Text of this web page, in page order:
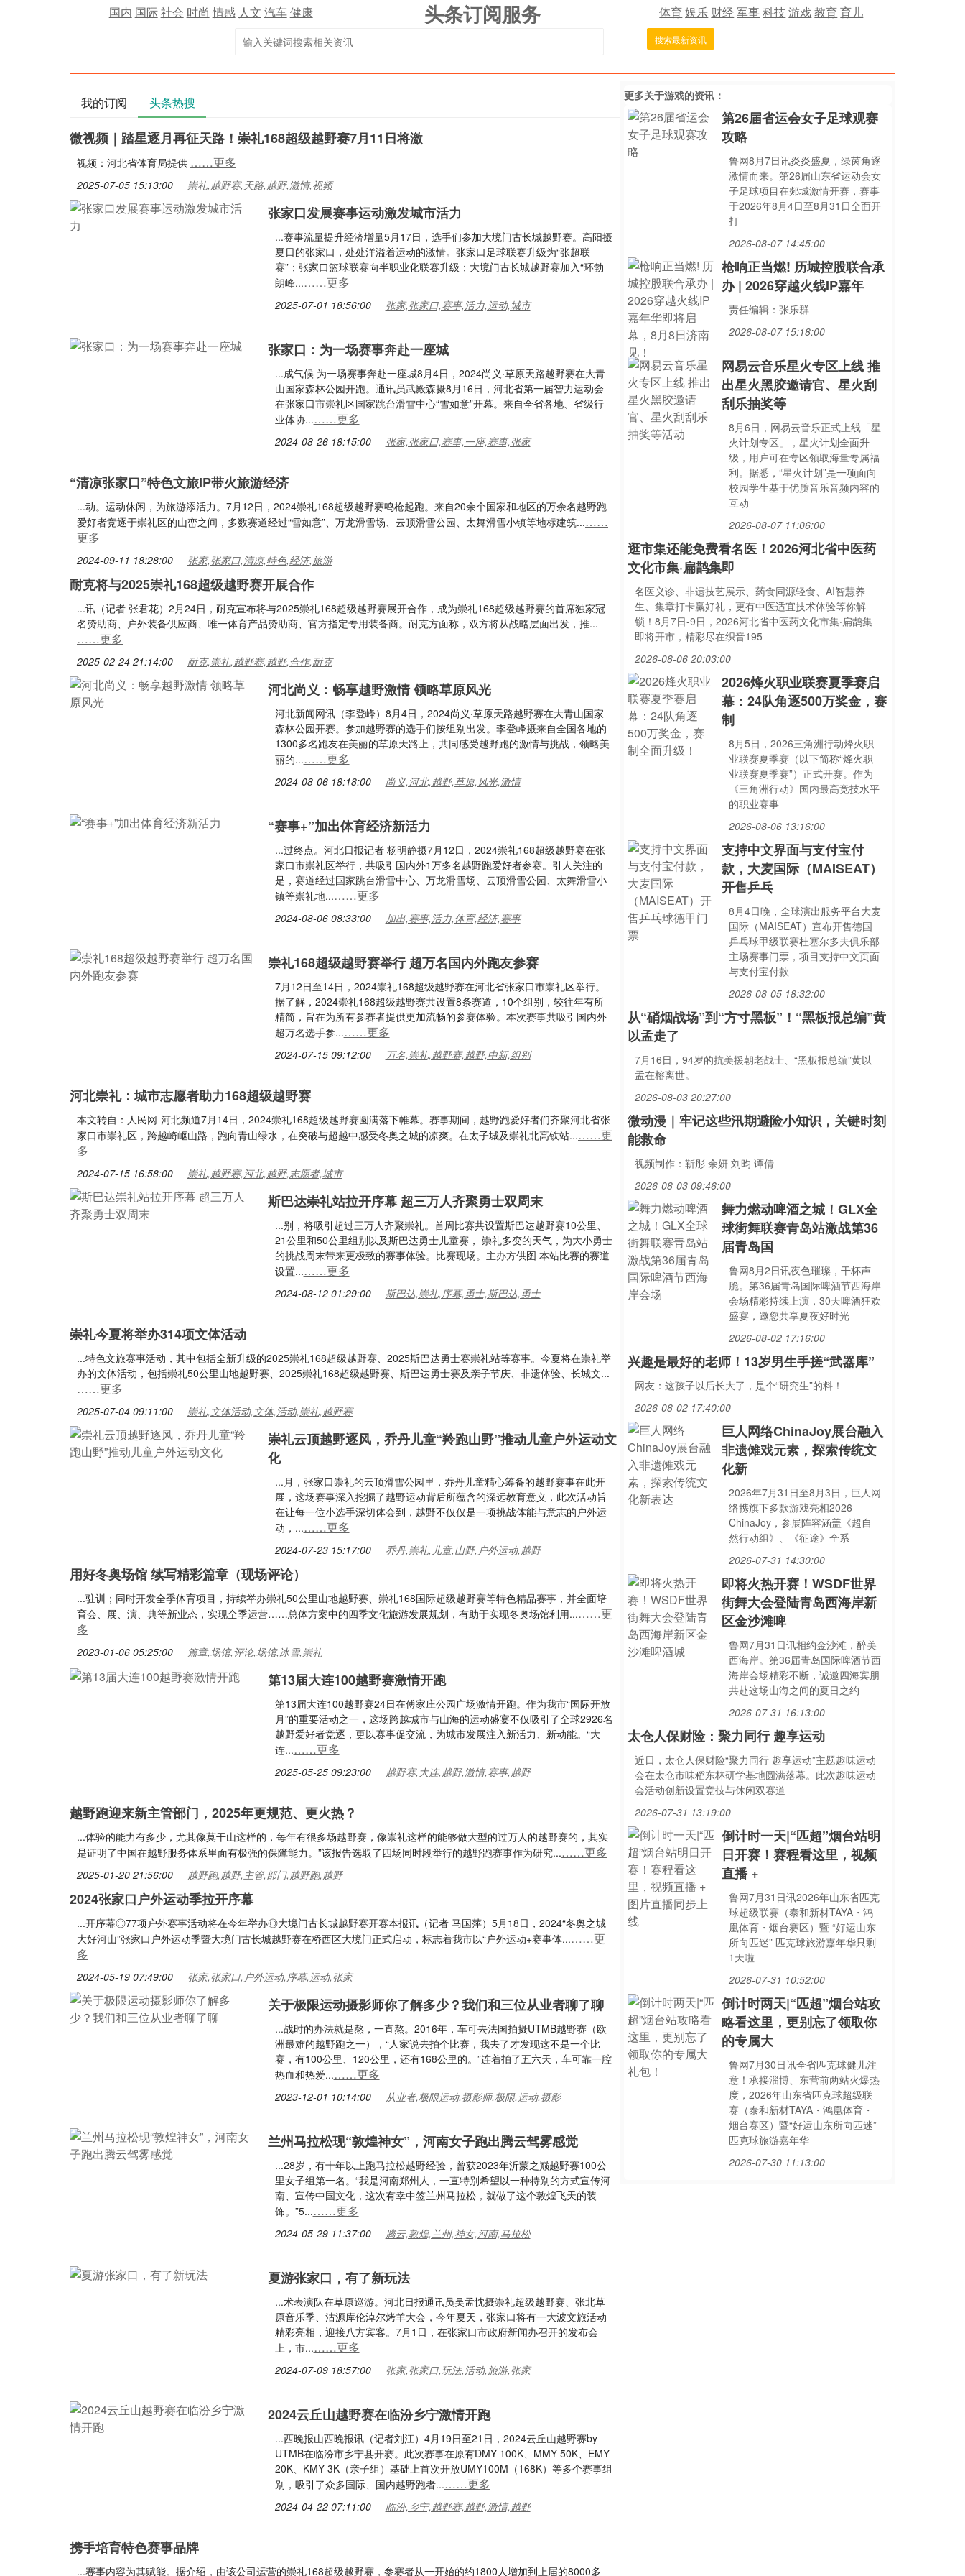
国内 国际社会 时尚 情感 人文 汽车健康 头条订阅服务 体育娱乐 财经军事科技游戏教育育儿
搜索最新资讯
我的订阅 头条热搜
微视频｜踏星逐月再征天路！崇礼168超级越野赛7月11日将激
视频：河北省体育局提供 ……更多
2025-07-05 15:13:00 崇礼,越野赛,天路,越野,激情,视频
张家口发展赛事运动激发城市活力
...赛事流量提升经济增量5月17日，选手们参加大境门古长城越野赛。高阳摄
夏日的张家口，处处洋溢着运动的激情。张家口足球联赛升级为“张超联
赛”；张家口篮球联赛向半职业化联赛升级；大境门古长城越野赛加入“环勃
朗峰...……更多
2025-07-01 18:56:00 张家,张家口,赛事,活力,运动,城市
张家口：为一场赛事奔赴一座城
...成气候 为一场赛事奔赴一座城8月4日，2024尚义·草原天路越野赛在大青
山国家森林公园开跑。通讯员武殿森摄8月16日，河北省第一届智力运动会
在张家口市崇礼区国家跳台滑雪中心“雪如意”开幕。来自全省各地、省级行
业体协...……更多
2024-08-26 18:15:00 张家,张家口,赛事,一座,赛事,张家
“清凉张家口”特色文旅IP带火旅游经济
...动。运动休闲，为旅游添活力。7月12日，2024崇礼168超级越野赛鸣枪起跑。来自20余个国家和地区的万余名越野跑
爱好者竞逐于崇礼区的山峦之间，多数赛道经过“雪如意”、万龙滑雪场、云顶滑雪公园、太舞滑雪小镇等地标建筑...……
更多
2024-09-11 18:28:00 张家,张家口,清凉,特色,经济,旅游
耐克将与2025崇礼168超级越野赛开展合作
...讯（记者 张君花）2月24日，耐克宣布将与2025崇礼168超级越野赛展开合作，成为崇礼168超级越野赛的首席独家冠
名赞助商、户外装备供应商、唯一体育产品赞助商、官方指定专用装备商。耐克方面称，双方将从战略层面出发，推...
……更多
2025-02-24 21:14:00 耐克,崇礼,越野赛,越野,合作,耐克
河北尚义：畅享越野激情 领略草原风光
河北新闻网讯（李登峰）8月4日，2024尚义·草原天路越野赛在大青山国家
森林公园开赛。参加越野赛的选手们按组别出发。李登峰摄来自全国各地的
1300多名跑友在美丽的草原天路上，共同感受越野跑的激情与挑战，领略美
丽的...……更多
2024-08-06 18:18:00 尚义,河北,越野,草原,风光,激情
“赛事+”加出体育经济新活力
...过终点。河北日报记者 杨明静摄7月12日，2024崇礼168超级越野赛在张
家口市崇礼区举行，共吸引国内外1万多名越野跑爱好者参赛。引人关注的
是，赛道经过国家跳台滑雪中心、万龙滑雪场、云顶滑雪公园、太舞滑雪小
镇等崇礼地...……更多
2024-08-06 08:33:00 加出,赛事,活力,体育,经济,赛事
崇礼168超级越野赛举行 超万名国内外跑友参赛
7月12日至14日，2024崇礼168超级越野赛在河北省张家口市崇礼区举行。
据了解，2024崇礼168超级越野赛共设置8条赛道，10个组别，较往年有所
精简，旨在为所有参赛者提供更加流畅的参赛体验。本次赛事共吸引国内外
超万名选手参...……更多
2024-07-15 09:12:00 万名,崇礼,越野赛,越野,中新,组别
河北崇礼：城市志愿者助力168超级越野赛
本文转自：人民网-河北频道7月14日，2024崇礼168超级越野赛圆满落下帷幕。赛事期间，越野跑爱好者们齐聚河北省张
家口市崇礼区，跨越崎岖山路，跑向青山绿水，在突破与超越中感受冬奥之城的凉爽。在太子城及崇礼北高铁站...……更
多
2024-07-15 16:58:00 崇礼,越野赛,河北,越野,志愿者,城市
斯巴达崇礼站拉开序幕 超三万人齐聚勇士双周末
...别，将吸引超过三万人齐聚崇礼。首周比赛共设置斯巴达越野赛10公里、
21公里和50公里组别以及斯巴达勇士儿童赛， 崇礼多变的天气，为大小勇士
的挑战周末带来更极致的赛事体验。比赛现场。主办方供图 本站比赛的赛道
设置...……更多
2024-08-12 01:29:00 斯巴达,崇礼,序幕,勇士,斯巴达,勇士
崇礼今夏将举办314项文体活动
...特色文旅赛事活动，其中包括全新升级的2025崇礼168超级越野赛、2025斯巴达勇士赛崇礼站等赛事。今夏将在崇礼举
办的文体活动，包括崇礼50公里山地越野赛、2025崇礼168超级越野赛、斯巴达勇士赛及亲子节庆、非遗体验、长城文...
……更多
2025-07-04 09:11:00 崇礼,文体活动,文体,活动,崇礼,越野赛
崇礼云顶越野逐风，乔丹儿童“羚跑山野”推动儿童户外运动文
化
...月，张家口崇礼的云顶滑雪公园里，乔丹儿童精心筹备的越野赛事在此开
展，这场赛事深入挖掘了越野运动背后所蕴含的深远教育意义，此次活动旨
在让每一位小选手深切体会到，越野不仅仅是一项挑战体能与意志的户外运
动，...……更多
2024-07-23 15:17:00 乔丹,崇礼,儿童,山野,户外运动,越野
用好冬奥场馆 续写精彩篇章（现场评论）
...驻训；同时开发全季体育项目，持续举办崇礼50公里山地越野赛、崇礼168国际超级越野赛等特色精品赛事，并全面培
育会、展、演、典等新业态，实现全季运营……总体方案中的四季文化旅游发展规划，有助于实现冬奥场馆利用...……更
多
2023-01-06 05:25:00 篇章,场馆,评论,场馆,冰雪,崇礼
第13届大连100越野赛激情开跑
第13届大连100越野赛24日在傅家庄公园广场激情开跑。作为我市“国际开放
月”的重要活动之一，这场跨越城市与山海的运动盛宴不仅吸引了全球2926名
越野爱好者竞逐，更以赛事促交流，为城市发展注入新活力、新动能。“大
连...……更多
2025-05-25 09:23:00 越野赛,大连,越野,激情,赛事,越野
越野跑迎来新主管部门，2025年更规范、更火热？
...体验的能力有多少，尤其像莫干山这样的，每年有很多场越野赛，像崇礼这样的能够做大型的过万人的越野赛的，其实
是证明了中国在越野服务体系里面有极强的保障能力。”该报告选取了四场同时段举行的越野跑赛事作为研究...……更多
2025-01-20 21:56:00 越野跑,越野,主管,部门,越野跑,越野
2024张家口户外运动季拉开序幕
...开序幕◎77项户外赛事活动将在今年举办◎大境门古长城越野赛开赛本报讯（记者 马国萍）5月18日，2024“冬奥之城
大好河山”张家口户外运动季暨大境门古长城越野赛在桥西区大境门正式启动，标志着我市以“户外运动+赛事体...……更
多
2024-05-19 07:49:00 张家,张家口,户外运动,序幕,运动,张家
关于极限运动摄影师你了解多少？我们和三位从业者聊了聊
...战时的办法就是熬，一直熬。2016年，车可去法国拍摄UTMB越野赛（欧
洲最难的越野跑之一），“人家说去拍个比赛，我去了才发现这不是一个比
赛，有100公里、120公里，还有168公里的。”连着拍了五六天，车可靠一腔
热血和热爱...……更多
2023-12-01 10:14:00 从业者,极限运动,摄影师,极限,运动,摄影
兰州马拉松现“敦煌神女”，河南女子跑出腾云驾雾感觉
...28岁，有十年以上跑马拉松越野经验，曾获2023年沂蒙之巅越野赛100公
里女子组第一名。“我是河南郑州人，一直特别希望以一种特别的方式宣传河
南、宣传中国文化，这次有幸中签兰州马拉松，就做了这个敦煌飞天的装
饰。”5...……更多
2024-05-29 11:37:00 腾云,敦煌,兰州,神女,河南,马拉松
夏游张家口，有了新玩法
...术表演队在草原巡游。河北日报通讯员吴孟忱摄崇礼超级越野赛、张北草
原音乐季、沽源库伦淖尔烤羊大会，今年夏天，张家口将有一大波文旅活动
精彩亮相，迎接八方宾客。7月1日，在张家口市政府新闻办召开的发布会
上，市...……更多
2024-07-09 18:57:00 张家,张家口,玩法,活动,旅游,张家
2024云丘山越野赛在临汾乡宁激情开跑
...西晚报山西晚报讯（记者刘江）4月19日至21日，2024云丘山越野赛by
UTMB在临汾市乡宁县开赛。此次赛事在原有DMY 100K、MMY 50K、EMY
20K、KMY 3K（亲子组）基础上首次开放UMY100M（168K）等多个赛事组
别，吸引了众多国际、国内越野跑者...……更多
2024-04-22 07:11:00 临汾,乡宁,越野赛,越野,激情,越野
携手培育特色赛事品牌
...赛事内容为其赋能。据介绍，由该公司运营的崇礼168超级越野赛，参赛者从一开始的约1800人增加到上届的8000多
更多关于游戏的资讯：
第26届省运会女子足球观赛
攻略
鲁网8月7日讯炎炎盛夏，绿茵角逐
激情而来。第26届山东省运动会女
子足球项目在郯城激情开赛，赛事
于2026年8月4日至8月31日全面开
打
2026-08-07 14:45:00
枪响正当燃! 历城控股联合承
办 | 2026穿越火线IP嘉年
责任编辑：张乐群
2026-08-07 15:18:00
网易云音乐星火专区上线 推
出星火黑胶邀请官、星火刮
刮乐抽奖等
8月6日，网易云音乐正式上线「星
火计划专区」，星火计划全面升
级，用户可在专区领取海量专属福
利。据悉，“星火计划”是一项面向
校园学生基于优质音乐音频内容的
互动
2026-08-07 11:06:00
逛市集还能免费看名医！2026河北省中医药
文化市集·扁鹊集即
名医义诊、非遗技艺展示、药食同源轻食、AI智慧养
生、集章打卡赢好礼，更有中医适宜技术体验等你解
锁！8月7日-9日，2026河北省中医药文化市集·扁鹊集
即将开市，精彩尽在织音195
2026-08-06 20:03:00
2026烽火职业联赛夏季赛启
幕：24队角逐500万奖金，赛
制
8月5日，2026三角洲行动烽火职
业联赛夏季赛（以下简称“烽火职
业联赛夏季赛”）正式开赛。作为
《三角洲行动》国内最高竞技水平
的职业赛事
2026-08-06 13:16:00
支持中文界面与支付宝付
款，大麦国际（MAISEAT）
开售乒乓
8月4日晚，全球演出服务平台大麦
国际（MAISEAT）宣布开售德国
乒乓球甲级联赛杜塞尔多夫俱乐部
主场赛事门票，项目支持中文页面
与支付宝付款
2026-08-05 18:32:00
从“硝烟战场”到“方寸黑板”！“黑板报总编”黄
以孟走了
7月16日，94岁的抗美援朝老战士、“黑板报总编”黄以
孟在榕离世。
2026-08-03 20:27:00
微动漫｜牢记这些汛期避险小知识，关键时刻
能救命
视频制作：靳彤 余妍 刘昀 谭倩
2026-08-03 09:46:00
舞力燃动啤酒之城！GLX全
球街舞联赛青岛站激战第36
届青岛国
鲁网8月2日讯夜色璀璨，干杯声
脆。第36届青岛国际啤酒节西海岸
会场精彩持续上演，30天啤酒狂欢
盛宴，邀您共享夏夜好时光
2026-08-02 17:16:00
兴趣是最好的老师！13岁男生手搓“武器库”
网友：这孩子以后长大了，是个“研究生”的料！
2026-08-02 17:40:00
巨人网络ChinaJoy展台融入
非遗傩戏元素，探索传统文
化新
2026年7月31日至8月3日，巨人网
络携旗下多款游戏亮相2026
ChinaJoy，参展阵容涵盖《超自
然行动组》、《征途》全系
2026-07-31 14:30:00
即将火热开赛！WSDF世界
街舞大会登陆青岛西海岸新
区金沙滩啤
鲁网7月31日讯相约金沙滩，醉美
西海岸。第36届青岛国际啤酒节西
海岸会场精彩不断，诚邀四海宾朋
共赴这场山海之间的夏日之约
2026-07-31 16:13:00
太仓人保财险：聚力同行 趣享运动
近日，太仓人保财险“聚力同行 趣享运动”主题趣味运动
会在太仓市味稻东林研学基地圆满落幕。此次趣味运动
会活动创新设置竞技与休闲双赛道
2026-07-31 13:19:00
倒计时一天|“匹超”烟台站明
日开赛！赛程看这里，视频
直播 +
鲁网7月31日讯2026年山东省匹克
球超级联赛（泰和新材TAYA・鸿
凰体育・烟台赛区）暨 “好运山东
所向匹迷” 匹克球旅游嘉年华只剩
1天啦
2026-07-31 10:52:00
倒计时两天|“匹超”烟台站攻
略看这里，更别忘了领取你
的专属大
鲁网7月30日讯全省匹克球健儿注
意！承接淄博、东营前两站火爆热
度，2026年山东省匹克球超级联
赛（泰和新材TAYA・鸿凰体育・
烟台赛区）暨“好运山东所向匹迷”
匹克球旅游嘉年华
2026-07-30 11:13:00